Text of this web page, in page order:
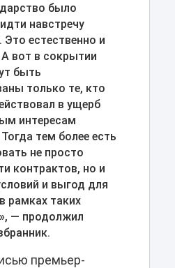
было
навстречу
Это естественно и
вот в сокрытии
быть
только те, кто
в ущерб
интересам
тем более есть
не просто
контрактов, но и
и выгод для
рамках таких
— продолжил
премьер-